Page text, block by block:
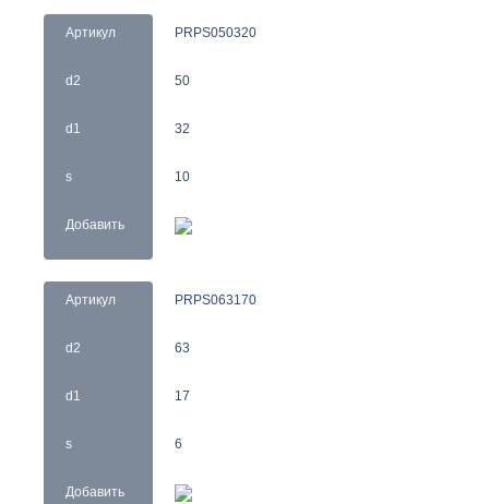
Артикул
d2
d1
s
Добавить
PRPS050320
50
32
10
Артикул
d2
d1
s
Добавить
PRPS063170
63
17
6